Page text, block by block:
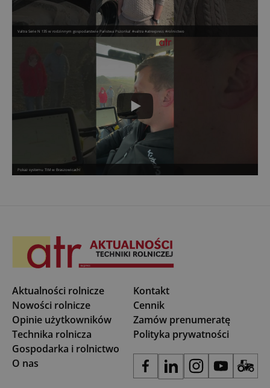
Valtra Serie N 135 w rodzinnym gospodarstwie Państwa Pszonka! #valtra #atrexpress #rolnictwo
Pokaz systemu TIM w Braszowicach!
Aktualności rolnicze
Nowości rolnicze
Opinie użytkowników
Technika rolnicza
Gospodarka i rolnictwo
O nas
Kontakt
Cennik
Zamów prenumeratę
Polityka prywatności